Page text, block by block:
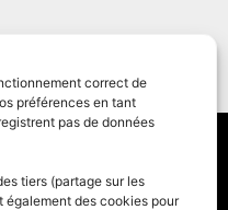
correct de
préférences en tant
pas de données
tiers (partage sur les
également des cookies pour